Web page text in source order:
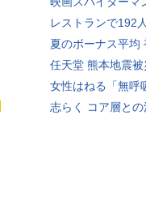
レストランで192
夏のボーナス平均
任天堂 熊本地震
女性はねる「無呼
志らく コア層と